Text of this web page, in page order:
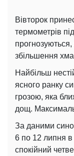
Вівторок
термометрів
прогнозуються,
збільшення
Найбільш
ясного ранку
грозою, яка
дощ.
За даними
6 по 12 липня в
спокійний